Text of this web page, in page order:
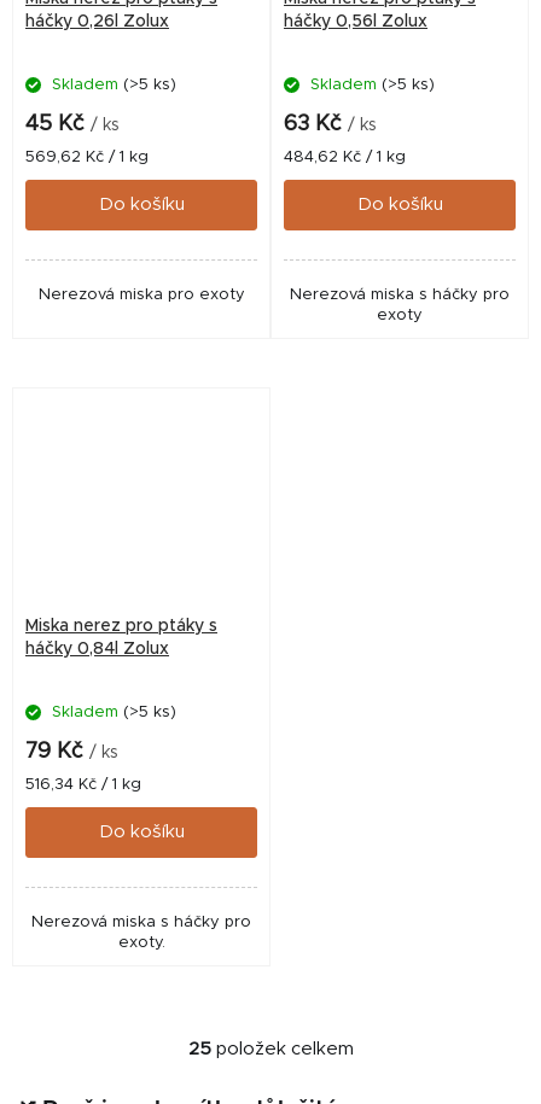
háčky 0,26l Zolux
Skladem (>5 ks)
45 Kč / ks
Měrná
cena:
569,62 Kč / 1 kg
Do košíku
Nerezová miska pro exoty
háčky 0,56l Zolux
Skladem (>5 ks)
63 Kč / ks
Měrná
cena:
484,62 Kč / 1 kg
Do košíku
Nerezová miska s háčky pro
exoty
Miska nerez pro ptáky s
háčky 0,84l Zolux
Skladem (>5 ks)
79 Kč / ks
Měrná
cena:
516,34 Kč / 1 kg
Do košíku
Nerezová miska s háčky pro
exoty.
O
25položek celkem